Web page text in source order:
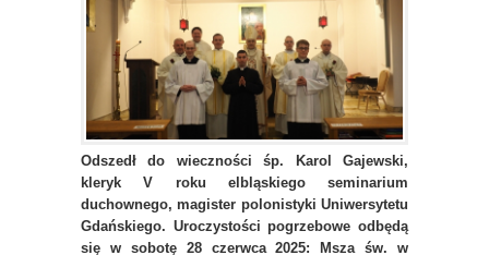
Odszedł do wieczności śp. Karol Gajewski,
kleryk V roku elbląskiego seminarium
duchownego, magister polonistyki Uniwersytetu
Gdańskiego. Uroczystości pogrzebowe odbędą
się w sobotę 28 czerwca 2025: Msza św. w